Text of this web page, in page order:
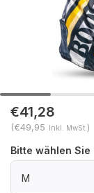
€41,28
(€49,95 Inkl. MwSt. )
Bitte wählen Sie
M